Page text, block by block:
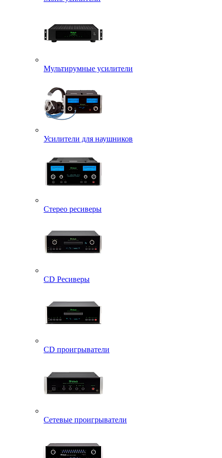
Мультирумные усилители
Усилители для наушников
Стерео ресиверы
CD Ресиверы
CD проигрыватели
Сетевые проигрыватели